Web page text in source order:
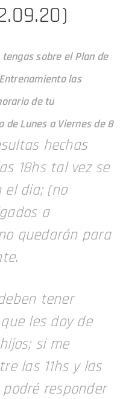
sobre el Plan de
las
de tu
de Lunes a Viernes de 8
hechas
18hs tal vez se
el dia; (no
a
quedarán para
tener
les doy de
si me
las 11hs y las
responder